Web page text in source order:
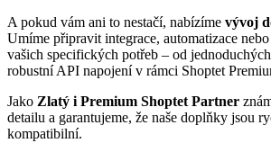
A pokud vám ani to nestačí, nabízíme vývoj
Umíme připravit integrace, automatizace
vašich specifických potřeb – od
robustní API napojení v rámci Shoptet
Jako Zlatý i Premium Shoptet Partner
detailu a garantujeme, že naše doplňky jsou
kompatibilní.